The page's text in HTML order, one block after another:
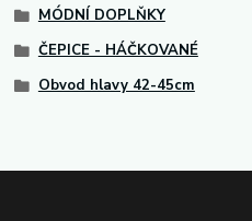
MÓDNÍ DOPLŇKY
ČEPICE - HÁČKOVANÉ
Obvod hlavy 42-45cm